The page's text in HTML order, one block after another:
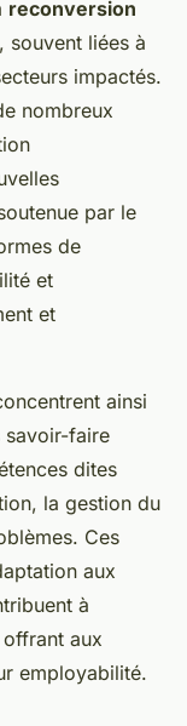
reconversion
souvent liées à
impactés.
nombreux
par le
de
et
et
ainsi
savoir-faire
dites
la gestion du
Ces
aux
à
aux
employabilité.